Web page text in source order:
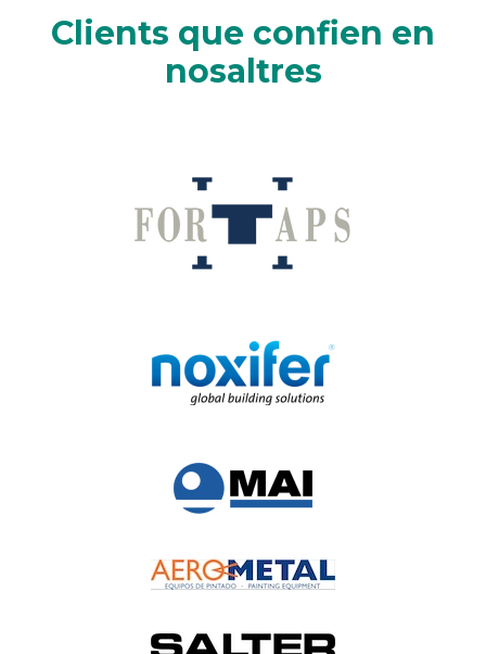
Clients que confien en
nosaltres